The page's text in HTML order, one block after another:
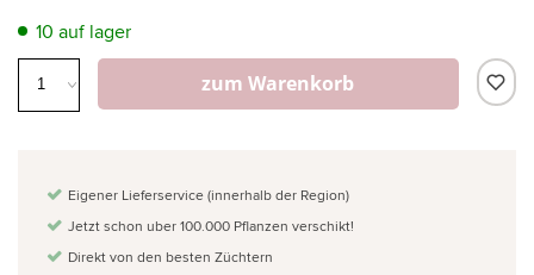
10 auf lager
zum Warenkorb
Eigener Lieferservice (innerhalb der Region)
Jetzt schon uber 100.000 Pflanzen verschikt!
Direkt von den besten Züchtern